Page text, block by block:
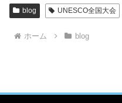
blog UNESCO全国大会
ホーム blog